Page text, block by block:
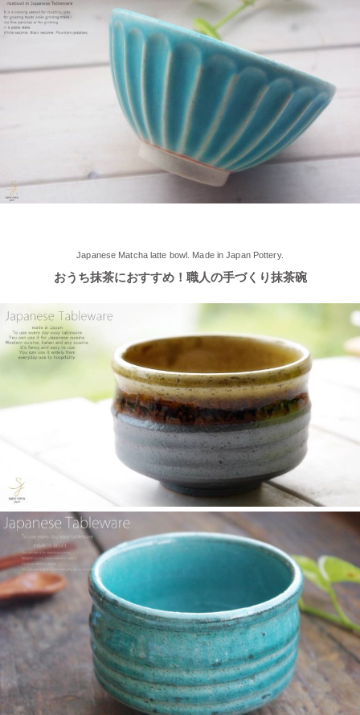
中！実店舗でしか取り扱ってない商品たくさんご用意しておりま
す♪ みなさまのご来店、お待ちしております。
2025/5/9
≪らいすぼ～るのお皿がパッケージに使用されました！≫ 5月7
日（水）に発売『よしもとカレー 北海道こしみず 三種のじゃが
いも編』レトルトカレーのパッケージに、当店のオリジナル商品
【でっかいどー 北の大地パーティーメインプレート】が使用さ
ました！新商品もたくさんご用意しております♪ みなさまのご来
店、お待ちしております。
2025/4/16
≪テレビで紹介されました≫ 2025年4月16日～30日 CCNet ケー
ブルテレビ しょぴもる『まちの素敵な歩き方』で 白いごはん器
のお店 らいすぼーる 小牧店が紹介されました。
≪テレビで紹介されました≫ 2024年2月29日 中京テレビ キャッ
チ！『名鉄小牧線ぶらり旅～味岡駅編～』で 白いごはん器のお
店 らいすぼーる 小牧店が紹介されました。
2025/2/5
らいすぼ～るのYouTube公式チャンネルがスタートしました！ぜ
ひご覧ください。チャンネル登録お願いします♪
2025/2/5
≪テレビで紹介されました≫ 2024年1月21日 大垣ケーブルテレ
ビ『里見まさとのご町内探訪 おちょぼさんの参道をぶらぶら歩
くふれあい散歩』で 白いごはん器のお店 らいすぼーる 千代保稲
Japanese Matcha latte bowl. Made in Japan Pottery.
おうち抹茶におすすめ！職人の手づくり抹茶碗